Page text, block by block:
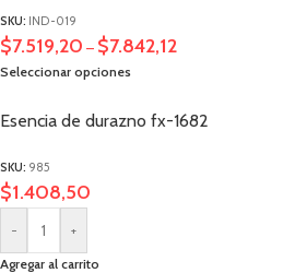
SKU: IND-019
$7.519,20 – $7.842,12
Seleccionar opciones
Esencia de durazno fx-1682
SKU: 985
$1.408,50
- +
Agregar al carrito